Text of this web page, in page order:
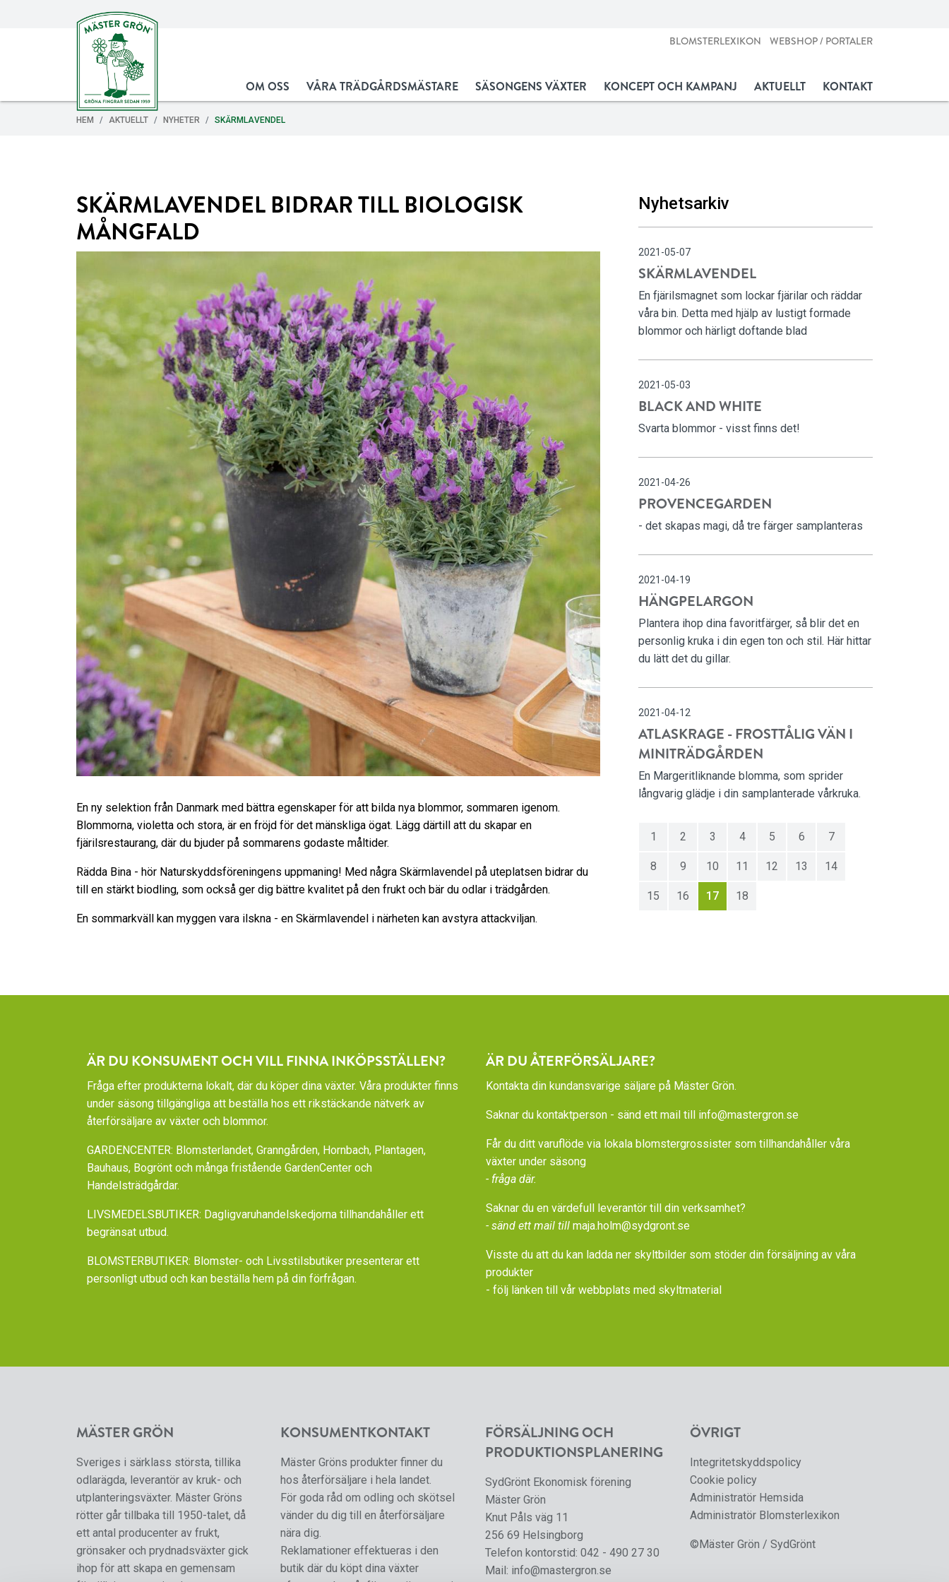
BLOMSTERLEXIKON WEBSHOP / PORTALER
OM OSS VÅRA TRÄDGÅRDSMÄSTARE SÄSONGENS VÄXTER KONCEPT OCH KAMPANJ AKTUELLT KONTAKT
HEM AKTUELLT NYHETER SKÄRMLAVENDEL
SKÄRMLAVENDEL BIDRAR TILL BIOLOGISK
MÅNGFALD
En ny selektion från Danmark med bättra egenskaper för att bilda nya blommor, sommaren igenom.
Blommorna, violetta och stora, är en fröjd för det mänskliga ögat. Lägg därtill att du skapar en
fjärilsrestaurang, där du bjuder på sommarens godaste måltider.
Rädda Bina - hör Naturskyddsföreningens uppmaning! Med några Skärmlavendel på uteplatsen bidrar du
till en stärkt biodling, som också ger dig bättre kvalitet på den frukt och bär du odlar i trädgården.
En sommarkväll kan myggen vara ilskna - en Skärmlavendel i närheten kan avstyra attackviljan.
Nyhetsarkiv
2021-05-07
SKÄRMLAVENDEL
En fjärilsmagnet som lockar fjärilar och räddar
våra bin. Detta med hjälp av lustigt formade
blommor och härligt doftande blad
2021-05-03
BLACK AND WHITE
Svarta blommor - visst finns det!
2021-04-26
PROVENCEGARDEN
- det skapas magi, då tre färger samplanteras
2021-04-19
HÄNGPELARGON
Plantera ihop dina favoritfärger, så blir det en
personlig kruka i din egen ton och stil. Här hittar
du lätt det du gillar.
2021-04-12
ATLASKRAGE - FROSTTÅLIG VÄN I
MINITRÄDGÅRDEN
En Margeritliknande blomma, som sprider
långvarig glädje i din samplanterade vårkruka.
1 2 3 4 5 6 7
8 9 10 11 12 13 14
15 16 17 18
ÄR DU KONSUMENT OCH VILL FINNA INKÖPSSTÄLLEN?
Fråga efter produkterna lokalt, där du köper dina växter. Våra produkter finns
under säsong tillgängliga att beställa hos ett rikstäckande nätverk av
återförsäljare av växter och blommor.
GARDENCENTER: Blomsterlandet, Granngården, Hornbach, Plantagen,
Bauhaus, Bogrönt och många fristående GardenCenter och
Handelsträdgårdar.
LIVSMEDELSBUTIKER: Dagligvaruhandelskedjorna tillhandahåller ett
begränsat utbud.
BLOMSTERBUTIKER: Blomster- och Livsstilsbutiker presenterar ett
personligt utbud och kan beställa hem på din förfrågan.
ÄR DU ÅTERFÖRSÄLJARE?
Kontakta din kundansvarige säljare på Mäster Grön.
Saknar du kontaktperson - sänd ett mail till info@mastergron.se
Får du ditt varuflöde via lokala blomstergrossister som tillhandahåller våra
växter under säsong
- fråga där.
Saknar du en värdefull leverantör till din verksamhet?
- sänd ett mail till maja.holm@sydgront.se
Visste du att du kan ladda ner skyltbilder som stöder din försäljning av våra
produkter
- följ länken till vår webbplats med skyltmaterial
MÄSTER GRÖN
Sveriges i särklass största, tillika
odlarägda, leverantör av kruk- och
utplanteringsväxter. Mäster Gröns
rötter går tillbaka till 1950-talet, då
ett antal producenter av frukt,
grönsaker och prydnadsväxter gick
ihop för att skapa en gemensam
KONSUMENTKONTAKT
Mäster Gröns produkter finner du
hos återförsäljare i hela landet.
För goda råd om odling och skötsel
vänder du dig till en återförsäljare
nära dig.
Reklamationer effektueras i den
butik där du köpt dina växter
FÖRSÄLJNING OCH
PRODUKTIONSPLANERING
SydGrönt Ekonomisk förening
Mäster Grön
Knut Påls väg 11
256 69 Helsingborg
Telefon kontorstid: 042 - 490 27 30
Mail: info@mastergron.se
ÖVRIGT
Integritetskyddspolicy
Cookie policy
Administratör Hemsida
Administratör Blomsterlexikon
©Mäster Grön / SydGrönt